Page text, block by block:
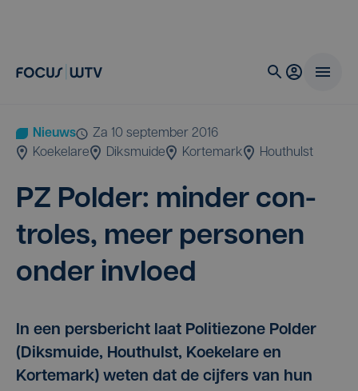
Nieuws
za 10 september 2016
Koekelare
Diksmuide Kortemark Houthulst
PZ Pol­der: min­der con­
tro­les, meer per­so­nen
onder invloed
In een persbericht laat Politiezone Polder
(Diksmuide, Houthulst, Koekelare en
Kortemark) weten dat de cijfers van hun